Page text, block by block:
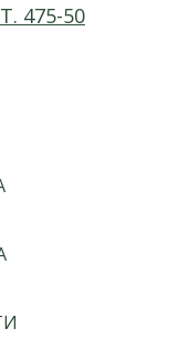
475-50